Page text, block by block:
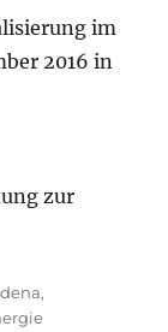
im
2016 in
zur
dena,